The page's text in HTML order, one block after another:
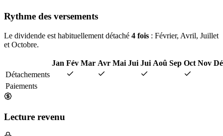
Rythme des versements
Le dividende est habituellement détaché 4 fois : Février, Avril, Juillet
et Octobre.
Jan Fév Mar Avr Mai Jui Jui Aoû Sep Oct Nov
Détachements
Paiements
Lecture revenu